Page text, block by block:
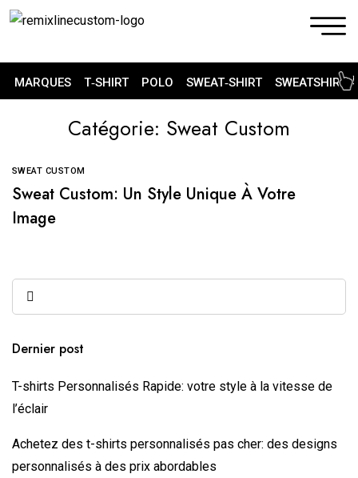
MARQUES T‑SHIRT POLO SWEAT‑SHIRT SWEATSHIRT
Catégorie: Sweat Custom
SWEAT CUSTOM
Sweat Custom: Un Style Unique À Votre
Image
Dernier post
T-shirts Personnalisés Rapide: votre style à la vitesse de
l’éclair
Achetez des ⁠t-shirts personnalisés pas cher: des designs
personnalisés à des prix abordables